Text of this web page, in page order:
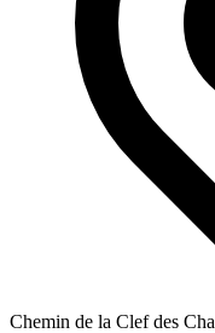
Chemin de la Clef des